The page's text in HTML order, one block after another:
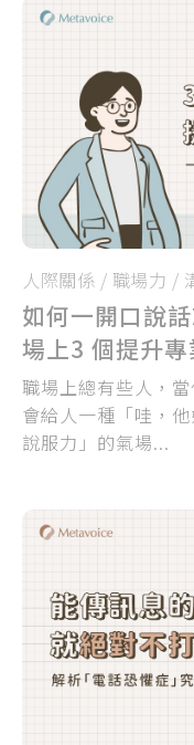
人際關係 / 職場力 /
如何一開口說
場上3 個提升專
職場上總有些人，
會給人一種「哇，
說服力」的氣場...